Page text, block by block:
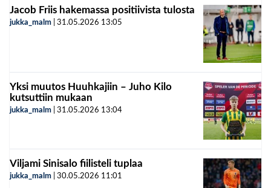
Jacob Friis hakemassa positiivista tulosta
jukka_malm 31.05.2026 13:05
Yksi muutos Huuhkajiin – Juho Kilo
kutsuttiin mukaan
jukka_malm 31.05.2026 13:04
Viljami Sinisalo fiilisteli tuplaa
jukka_malm 30.05.2026 11:01